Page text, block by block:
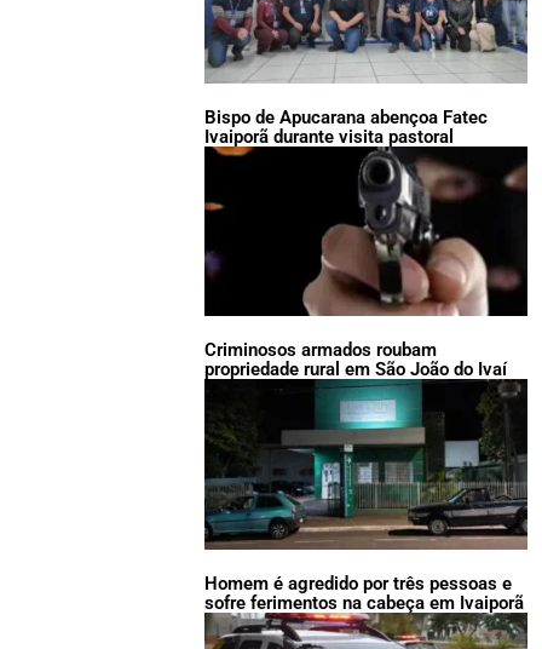
Bispo de Apucarana abençoa Fatec
Ivaiporã durante visita pastoral
Criminosos armados roubam
propriedade rural em São João do Ivaí
Homem é agredido por três pessoas e
sofre ferimentos na cabeça em Ivaiporã